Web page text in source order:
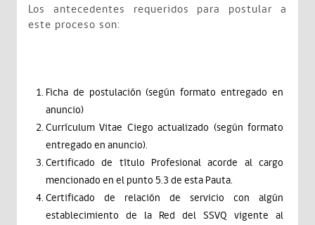
Los antecedentes requeridos para postular a
este proceso son:
Ficha de postulación (según formato entregado en
anuncio)
Currículum Vitae Ciego actualizado (según formato
entregado en anuncio).
Certificado de título Profesional acorde al cargo
mencionado en el punto 5.3 de esta Pauta.
Certificado de relación de servicio con algún
establecimiento de la Red del SSVQ vigente al